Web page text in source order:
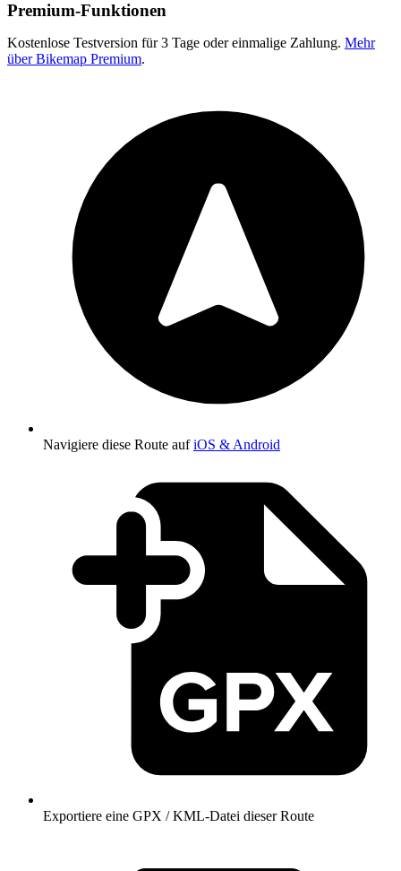
Premium-Funktionen
Kostenlose Testversion für 3 Tage oder einmalige Zahlung. Mehr
über Bikemap Premium.
Navigiere diese Route aufiOS & Android
Exportiere eine GPX / KML-Datei dieser Route